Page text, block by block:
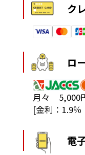
ク
ロ
月々 5,000
[金利：1.9
電